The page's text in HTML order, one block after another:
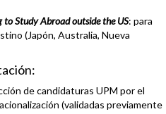
to Study Abroad outside the US: para
(Japón, Australia, Nueva
de candidaturas UPM por el
(validadas previamente